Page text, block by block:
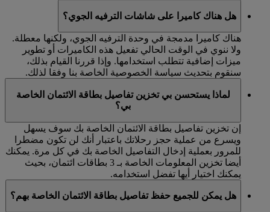
هل هناك كاميرا على شاشات الترفيه الجوي؟
هناك كاميرا مدمجة في وحدة الترفيه الجوي، ولكنها معطلة.
ولا ننوي في الوقت الحالي تفعيل هذه الكاميرات أو تطوير
ميزات إضافية تتطلب استخدامها. وإذا قررنا القيام بذلك،
سنقوم بتحديث سياسة الخصوصية الخاصة بنا وفقا لذلك.
لماذا يستحسن بي تخزين تفاصيل بطاقة الائتمان الخاصة
بي؟
إن تخزين تفاصيل بطاقة الائتمان الخاصة بك سوف يسهل
ويسرع من عملية حجز رحلاتك باعتبار أنك لن تكون مضطرا
للمرور بعملية إدخال التفاصيل الخاصة بك في كل مرة. يمكنك
أيضا تخزين المعلومات الخاصة بـ 3 بطاقات ائتمان، بحيث
يمكنك اختيار أيها تفضل استخدامه.
هل يمكن للجميع حفظ تفاصيل بطاقة الائتمان الخاصة بهم؟